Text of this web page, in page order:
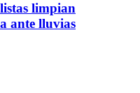
limpian
ante lluvias